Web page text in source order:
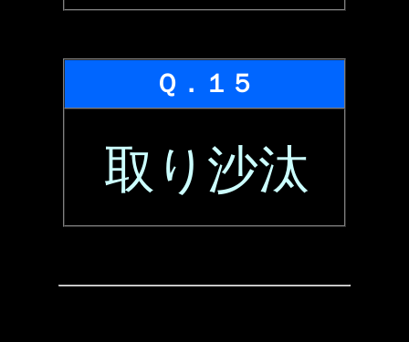
Ｑ．１５
取り沙汰